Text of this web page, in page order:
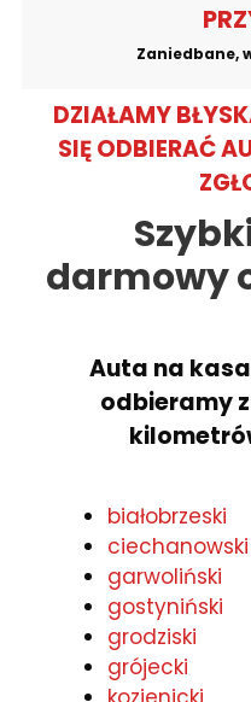
Zaniedbane,
DZIAŁAMY
SIĘ ODBIERAĆ
darmowy
Auta na
odbieramy
białobrzeski
ciechanowski
garwoliński
gostyniński
grodziski
grójecki